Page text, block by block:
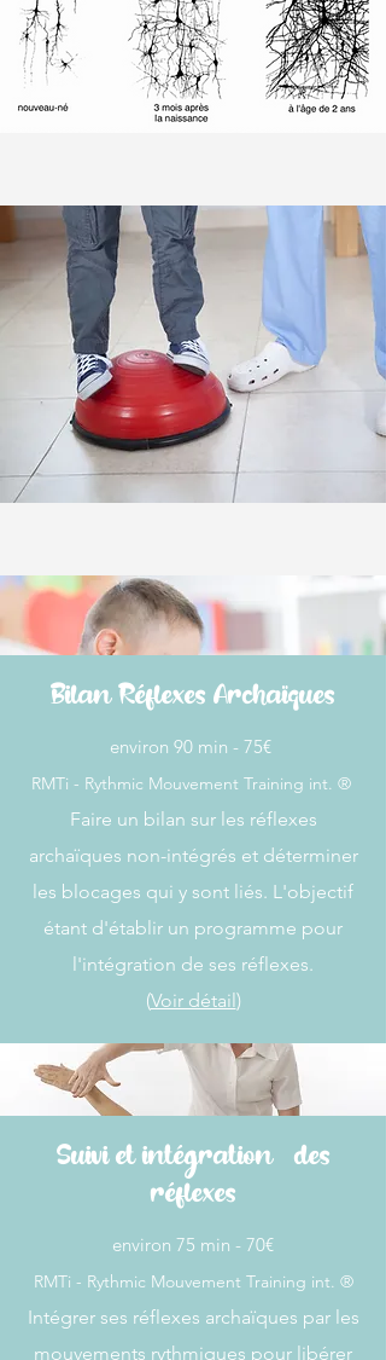
Bilan Réflexes Archaïques
​​environ 90 min - 75€ ​
RMTi - Rythmic Mouvement Training int. ​​ ®
Faire un bilan sur les réflexes
archaïques non-intégrés et déterminer
les blocages qui y sont liés. L'objectif
étant d'établir un programme pour
l'intégration de ses réflexes.
(Voir détail)
Suivi et intégration des
réflexes
​​environ 75 min - 70€
RMTi - Rythmic Mouvement Training int. ​​®
Intégrer ses réflexes archaïques par les
mouvements rythmiques pour libérer